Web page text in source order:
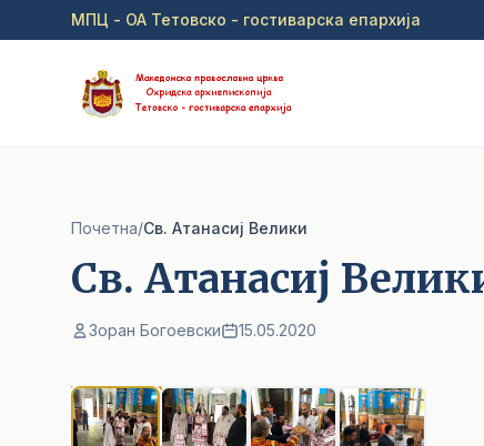
Прејди на главна содржина
МПЦ - ОА Тетовско - гостиварска епархија
Почетна/Cв. Атанасиј Велики
Cв. Атанасиј
Зоран Богоевски 15.05.2020